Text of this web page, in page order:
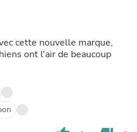
cette nouvelle marque,
ont l'air de beaucoup